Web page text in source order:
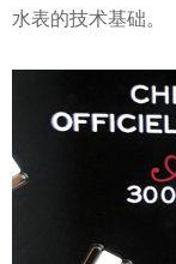
水表的技术基础。